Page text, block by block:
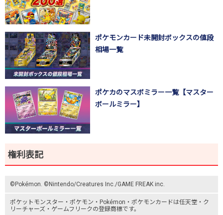
ポケモンカード未開封ボックスの値段
相場一覧
ポケカのマスボミラー一覧【マスター
ボールミラー】
権利表記
©Pokémon. ©Nintendo/Creatures Inc./GAME FREAK inc.
ポケットモンスター ・ポケモン・Pokémon・ ポケモンカードは任天堂・ ク
リーチャーズ ・ ゲームフリークの登録商標です。